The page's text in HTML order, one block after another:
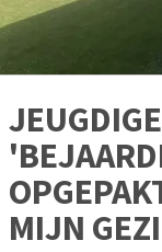
JEUGDIGE
MIJN